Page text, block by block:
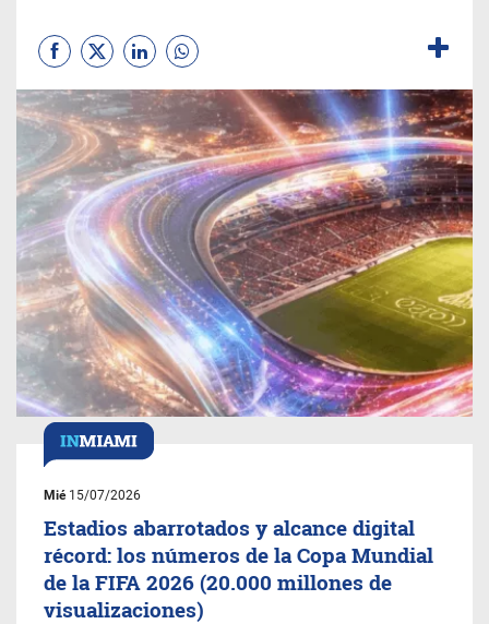
Mié15/07/2026
Estadios abarrotados y alcance digital
récord: los números de la Copa Mundial
de la FIFA 2026 (20.000 millones de
visualizaciones)